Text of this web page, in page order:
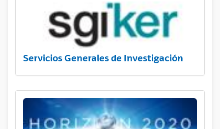
Servicios Generales de Investigación